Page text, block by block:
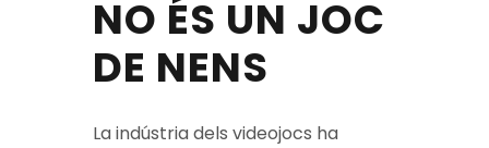
NO ÉS UN JOC
DE NENS
La indústria dels videojocs ha